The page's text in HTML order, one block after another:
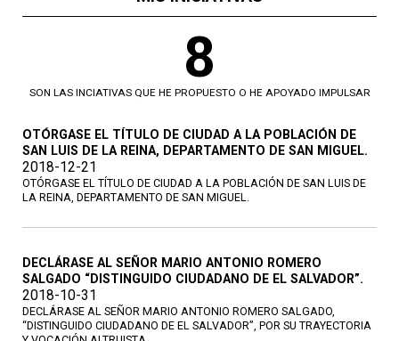
8
SON LAS INCIATIVAS QUE HE PROPUESTO O HE APOYADO IMPULSAR
OTÓRGASE EL TÍTULO DE CIUDAD A LA POBLACIÓN DE
SAN LUIS DE LA REINA, DEPARTAMENTO DE SAN MIGUEL.
2018-12-21
OTÓRGASE EL TÍTULO DE CIUDAD A LA POBLACIÓN DE SAN LUIS DE
LA REINA, DEPARTAMENTO DE SAN MIGUEL.
DECLÁRASE AL SEÑOR MARIO ANTONIO ROMERO
SALGADO “DISTINGUIDO CIUDADANO DE EL SALVADOR”.
2018-10-31
DECLÁRASE AL SEÑOR MARIO ANTONIO ROMERO SALGADO,
“DISTINGUIDO CIUDADANO DE EL SALVADOR”, POR SU TRAYECTORIA